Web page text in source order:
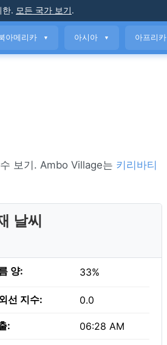
한. 모든 국가 보기.
아메리카 ▼ 아시아 ▼ 아프리카
보기. Ambo Village는 키리바티
날씨
양: 33%
선 지수: 0.0
: 06:28 AM